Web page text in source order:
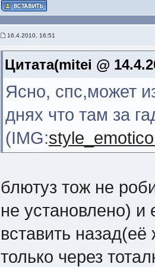
16.4.2010, 16:51
Цитата(mitei @
Ясно, спс,может
днях что там за
(IMG:
блютуз тож не
не установлено) и
вставить
только через